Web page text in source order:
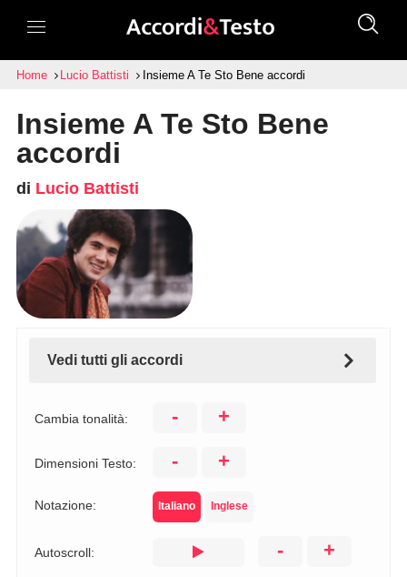
Home Lucio Battisti Insieme A Te Sto Bene accordi
Insieme A Te Sto Bene
accordi
di Lucio Battisti
Vedi tutti gli accordi
Cambia tonalità: - +
Dimensioni Testo: - +
Notazione: Italiano Inglese
Autoscroll: - +